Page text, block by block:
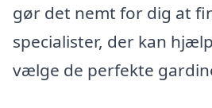
gør det nemt for dig at
specialister, der kan
vælge de perfekte